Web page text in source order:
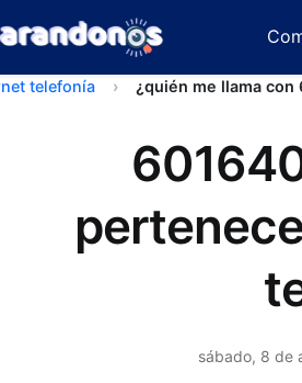
telefonía ¿quién me llama con
sábado, 8 de